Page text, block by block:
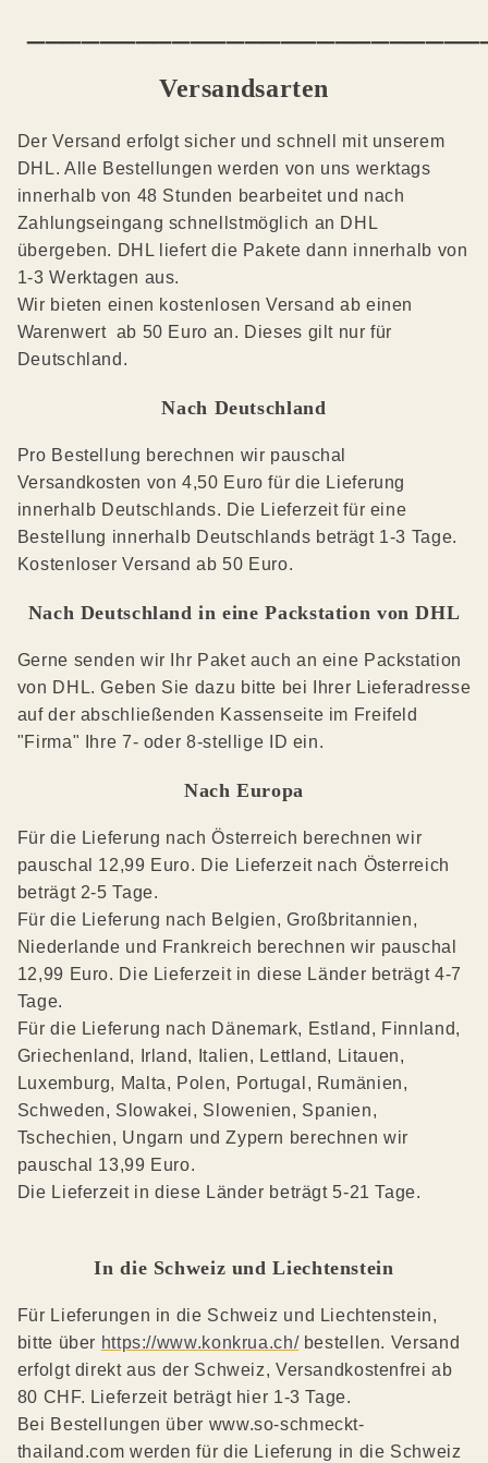
Versandsarten
Der Versand erfolgt sicher und schnell mit unserem
DHL. Alle Bestellungen werden von uns werktags
innerhalb von 48 Stunden bearbeitet und nach
Zahlungseingang schnellstmöglich an DHL
übergeben. DHL liefert die Pakete dann innerhalb von
1-3 Werktagen aus.
Wir bieten einen kostenlosen Versand ab einen
Warenwert ab 50 Euro an. Dieses gilt nur für
Deutschland.
Nach Deutschland
Pro Bestellung berechnen wir pauschal
Versandkosten von 4,50 Euro für die Lieferung
innerhalb Deutschlands. Die Lieferzeit für eine
Bestellung innerhalb Deutschlands beträgt 1-3 Tage.
Kostenloser Versand ab 50 Euro.
Nach Deutschland in eine Packstation von DHL
Gerne senden wir Ihr Paket auch an eine Packstation
von DHL. Geben Sie dazu bitte bei Ihrer Lieferadresse
auf der abschließenden Kassenseite im Freifeld
"Firma" Ihre 7- oder 8-stellige ID ein.
Nach Europa
Für die Lieferung nach Österreich berechnen wir
pauschal 12,99 Euro. Die Lieferzeit nach Österreich
beträgt 2-5 Tage.
Für die Lieferung nach Belgien, Großbritannien,
Niederlande und Frankreich berechnen wir pauschal
12,99 Euro. Die Lieferzeit in diese Länder beträgt 4-7
Tage.
Für die Lieferung nach Dänemark, Estland, Finnland,
Griechenland, Irland, Italien, Lettland, Litauen,
Luxemburg, Malta, Polen, Portugal, Rumänien,
Schweden, Slowakei, Slowenien, Spanien,
Tschechien, Ungarn und Zypern berechnen wir
pauschal 13,99 Euro.
Die Lieferzeit in diese Länder beträgt 5-21 Tage.
In die Schweiz und Liechtenstein
Für Lieferungen in die Schweiz und Liechtenstein,
bitte über https://www.konkrua.ch/bestellen. Versand
erfolgt direkt aus der Schweiz, Versandkostenfrei ab
80 CHF. Lieferzeit beträgt hier 1-3 Tage.
Bei Bestellungen über www.so-schmeckt-
thailand.com werden für die Lieferung in die Schweiz